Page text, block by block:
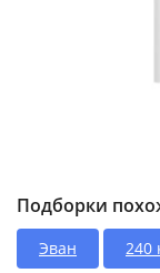
Подборки
Эван 240